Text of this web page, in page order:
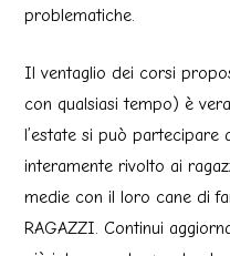
problematiche.
Il ventaglio dei corsi
con qualsiasi tempo) è
l’estate si può partecipare
interamente rivolto ai
medie con il loro cane di
RAGAZZI. Continui